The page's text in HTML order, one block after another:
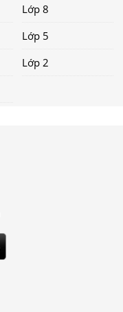
Lớp 8
Lớp 5
Lớp 2